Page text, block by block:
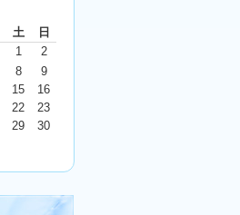
土 日
1
2
8
9
15
16
22
23
29
30